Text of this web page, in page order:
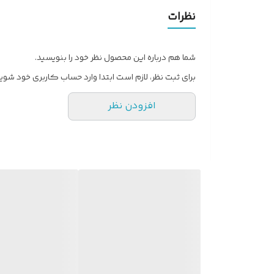
افزايش لطافت ونرمى پوست
نظرات
شما هم درباره این محصول نظر خود را بنویسید.
برای ثبت نظر، لازم است ابتدا وارد حساب کاربری خود
افزودن نظر